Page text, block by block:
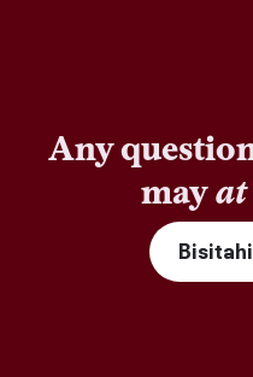
Any
mayat